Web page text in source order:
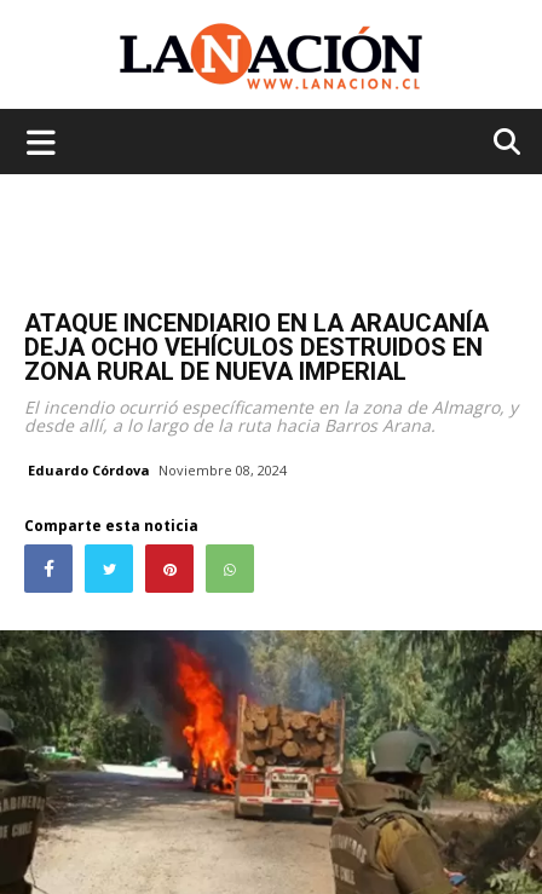
ATAQUE INCENDIARIO EN LA ARAUCANÍA
DEJA OCHO VEHÍCULOS DESTRUIDOS EN
ZONA RURAL DE NUEVA IMPERIAL
El incendio ocurrió específicamente en la zona de Almagro, y
desde allí, a lo largo de la ruta hacia Barros Arana.
Eduardo Córdova Noviembre 08, 2024
Comparte esta noticia